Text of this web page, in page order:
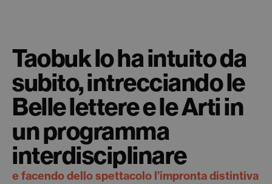
Taobuk lo ha intuito da
subito, intrecciando le
Belle lettere e le Arti in
un programma
interdisciplinare
e facendo dello spettacolo l’impronta distintiva